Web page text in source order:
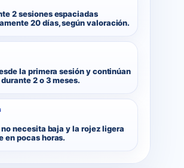
2 sesiones espaciadas
20 días, según valoración.
la primera sesión y continúan
2 o 3 meses.
necesita baja y la rojez ligera
en pocas horas.